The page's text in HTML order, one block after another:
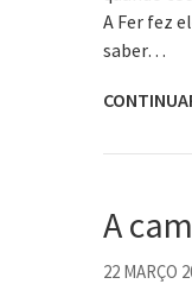
A Fer fez
saber…
A
22 MARÇO